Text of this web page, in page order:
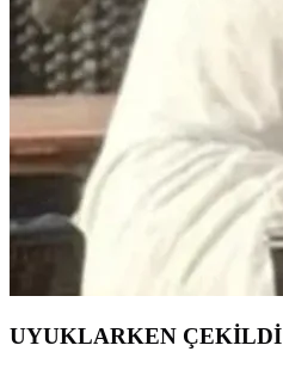
UYUKLARKEN ÇEKİLDİ